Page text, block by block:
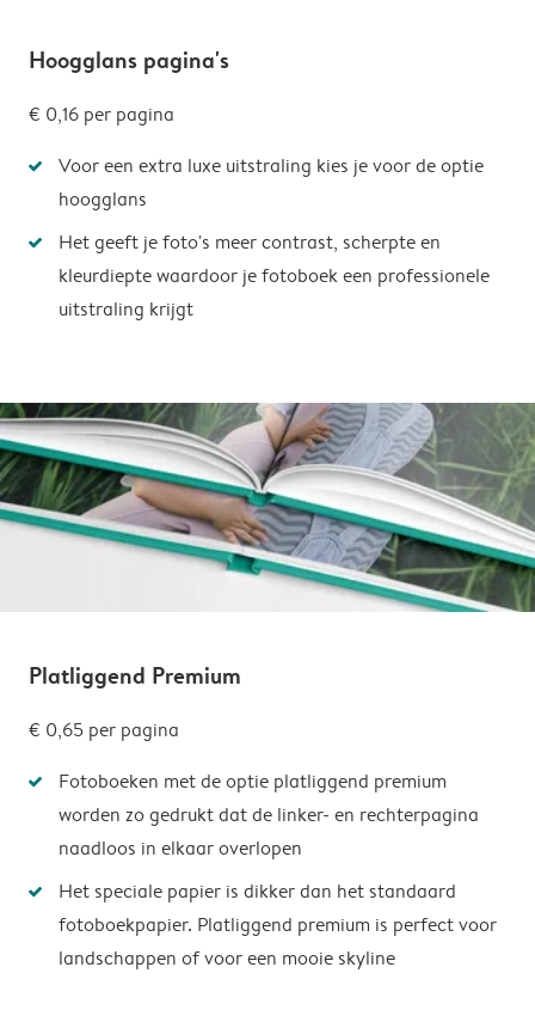
Hoogglans pagina's
€ 0,16 per pagina
Voor een extra luxe uitstraling kies je voor de optie
hoogglans
Het geeft je foto's meer contrast, scherpte en
kleurdiepte waardoor je fotoboek een professionele
uitstraling krijgt
Platliggend Premium
€ 0,65 per pagina
Fotoboeken met de optie platliggend premium
worden zo gedrukt dat de linker- en rechterpagina
naadloos in elkaar overlopen
Het speciale papier is dikker dan het standaard
fotoboekpapier. Platliggend premium is perfect voor
landschappen of voor een mooie skyline